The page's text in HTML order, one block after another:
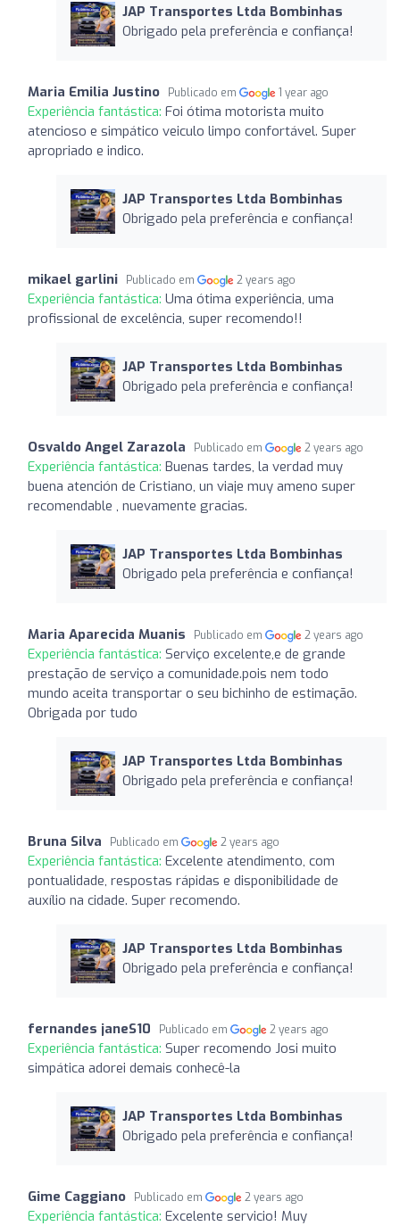
JAP Transportes Ltda Bombinhas
Obrigado pela preferência e confiança!
Maria Emilia Justino Publicado em 1 year ago
Experiência fantástica: Foi ótima motorista muito
atencioso e simpático veiculo limpo confortável. Super
apropriado e indico.
JAP Transportes Ltda Bombinhas
Obrigado pela preferência e confiança!
mikael garlini Publicado em 2 years ago
Experiência fantástica: Uma ótima experiência, uma
profissional de excelência, super recomendo!!
JAP Transportes Ltda Bombinhas
Obrigado pela preferência e confiança!
Osvaldo Angel Zarazola Publicado em 2 years ago
Experiência fantástica: Buenas tardes, la verdad muy
buena atención de Cristiano, un viaje muy ameno super
recomendable , nuevamente gracias.
JAP Transportes Ltda Bombinhas
Obrigado pela preferência e confiança!
Maria Aparecida Muanis Publicado em 2 years ago
Experiência fantástica: Serviço excelente,e de grande
prestação de serviço a comunidade.pois nem todo
mundo aceita transportar o seu bichinho de estimação.
Obrigada por tudo
JAP Transportes Ltda Bombinhas
Obrigado pela preferência e confiança!
Bruna Silva Publicado em 2 years ago
Experiência fantástica: Excelente atendimento, com
pontualidade, respostas rápidas e disponibilidade de
auxílio na cidade. Super recomendo.
JAP Transportes Ltda Bombinhas
Obrigado pela preferência e confiança!
fernandes janeS10 Publicado em 2 years ago
Experiência fantástica: Super recomendo Josi muito
simpática adorei demais conhecê-la
JAP Transportes Ltda Bombinhas
Obrigado pela preferência e confiança!
Gime Caggiano Publicado em 2 years ago
Experiência fantástica: Excelente servicio! Muy